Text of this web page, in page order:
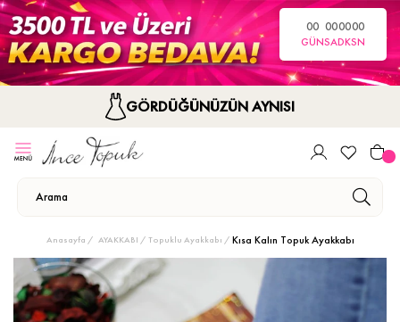
00
GÜN
00
SA
00
DK
00
SN
GÖRDÜĞÜNÜZÜN AYNISI
Anasayfa AYAKKABI Topuklu Ayakkabı Kısa Kalın Topuk Ayakkabı